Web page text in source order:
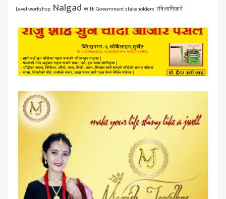
Level workshop Nalgad With Government stakeholders रवि लामिछाने